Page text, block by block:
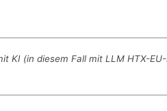
(in diesem Fall mit LLM HTX-